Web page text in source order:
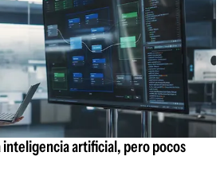
inteligencia artificial, pero pocos